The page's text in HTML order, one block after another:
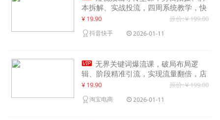
本拆解、实战投流，四周系统教学，快
速入行月入2w+
¥ 19.90 原价: ¥ 199.00
抖音快手 2026-01-11
 无界关键词爆流课，破局布局逻
辑、阶段精准引流，实现流量翻倍，店
铺业绩增长50%+
¥ 19.90 原价: ¥ 199.00
淘宝电商 2026-01-11